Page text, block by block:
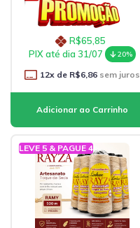
R$65,85
PIX até dia 31/07
20%
12x de R$6,86sem juros
LEVE 5 & PAGUE 4